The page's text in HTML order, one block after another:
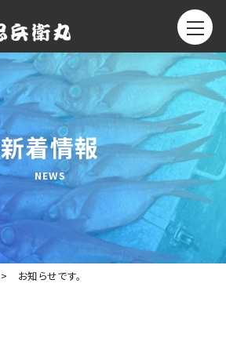
新着情報
お知らせです。